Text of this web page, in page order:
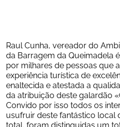
Raul Cunha, vereador do
da Barragem da Queimadela
por milhares de pessoas que
experiência turística de
enaltecida e atestada a
da atribuição deste galardão
Convido por isso todos os
usufruir deste fantástico local
total, foram distinguidas um